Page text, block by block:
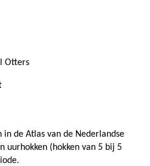
Otters
de Atlas van de Nederlandse
uurhokken (hokken van 5 bij 5